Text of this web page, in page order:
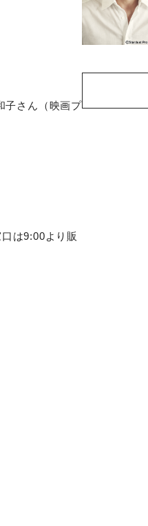
子さん（映画プ
は9:00より販